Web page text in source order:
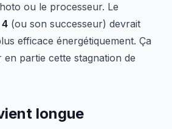
ou le processeur. Le
4 (ou son successeur) devrait
efficace énergétiquement. Ça
partie cette stagnation de
longue